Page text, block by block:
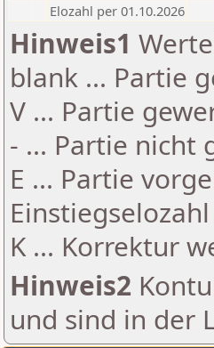
Elozahl per 01.10.2026
Hinweis1
blank ... Partie
V ... Partie
- ... Partie nicht
E ... Partie
K ... Korrektur
Hinweis2
und sind in der